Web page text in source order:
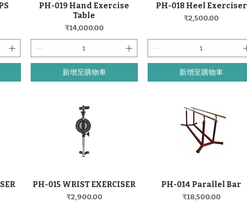
快速瀏覽
PH-019 Hand Exercise
Table
價格
₹14,000.00
新增至購物車
快速瀏覽
PH-018 Heel Exerciser
價格
₹2,500.00
新增至購物車
快速瀏覽
PH-015 WRIST EXERCISER
價格
₹2,900.00
快速瀏覽
PH-014 Parallel Bar
價格
₹18,500.00